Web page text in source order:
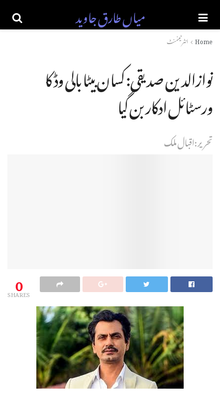
میاں طارق جاوید
Home انٹرٹینمنٹ‎
نوازالدین صدیقی: کسان بیٹا بالی وڈ کا
ورسٹائل ادکار بن گیا
تحریر:اقبال ملک
0
SHARES